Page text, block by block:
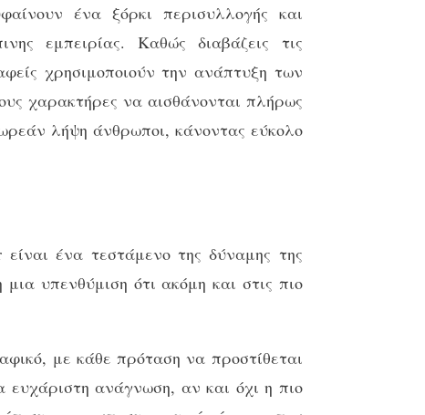
ένα ξόρκι περισυλλογής και
εμπειρίας. Καθώς διαβάζεις τις
χρησιμοποιούν την ανάπτυξη των
χαρακτήρες να αισθάνονται πλήρως
λήψη άνθρωποι, κάνοντας εύκολο
ένα τεστάμενο της δύναμης της
υπενθύμιση ότι ακόμη και στις πιο
με κάθε πρόταση να προστίθεται
ευχάριστη ανάγνωση, αν και όχι η πιο